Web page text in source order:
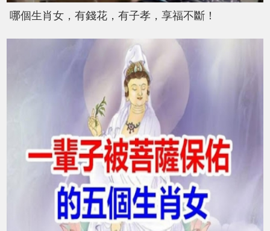
哪個生肖女，有錢花，有子孝，享福不斷！